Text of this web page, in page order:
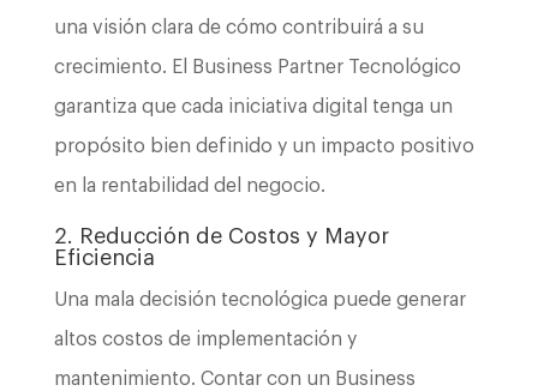
una visión clara de cómo contribuirá a su
crecimiento. El Business Partner Tecnológico
garantiza que cada iniciativa digital tenga un
propósito bien definido y un impacto positivo
en la rentabilidad del negocio.
2. Reducción de Costos y Mayor
Eficiencia
Una mala decisión tecnológica puede generar
altos costos de implementación y
mantenimiento. Contar con un Business